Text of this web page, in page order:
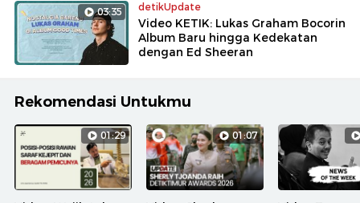
03:35 detikUpdate
Video KETIK: Lukas Graham Bocorin
Album Baru hingga Kedekatan
dengan Ed Sheeran
Rekomendasi Untukmu
01:29 01:07